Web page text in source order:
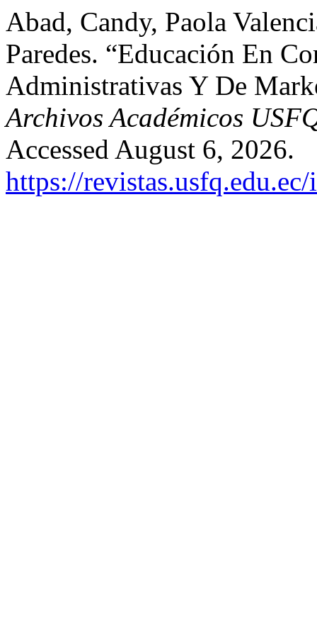
Abad, Candy, Paola
Paredes. “Educación En
Administrativas Y De
Archivos Académicos
Accessed August 6, 2026.
https://